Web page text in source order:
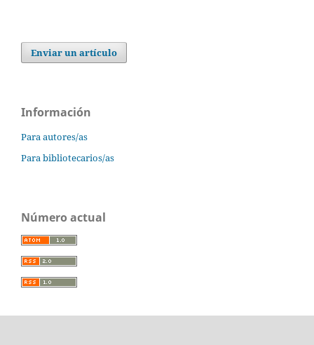
Enviar un artículo
Información
Para autores/as
Para bibliotecarios/as
Número actual